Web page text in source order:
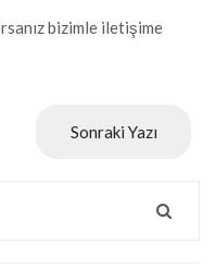
bizimle iletişime
Sonraki Yazı